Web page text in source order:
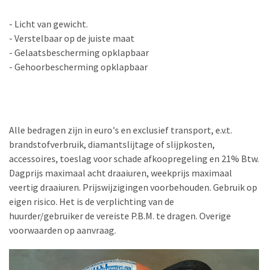
- Licht van gewicht.
- Verstelbaar op de juiste maat
- Gelaatsbescherming opklapbaar
- Gehoorbescherming opklapbaar
Alle bedragen zijn in euro's en exclusief transport, e.v.t.
brandstofverbruik, diamantslijtage of slijpkosten,
accessoires, toeslag voor schade afkoopregeling en 21% Btw.
Dagprijs maximaal acht draaiuren, weekprijs maximaal
veertig draaiuren. Prijswijzigingen voorbehouden. Gebruik op
eigen risico. Het is de verplichting van de
huurder/gebruiker de vereiste P.B.M. te dragen. Overige
voorwaarden op aanvraag.